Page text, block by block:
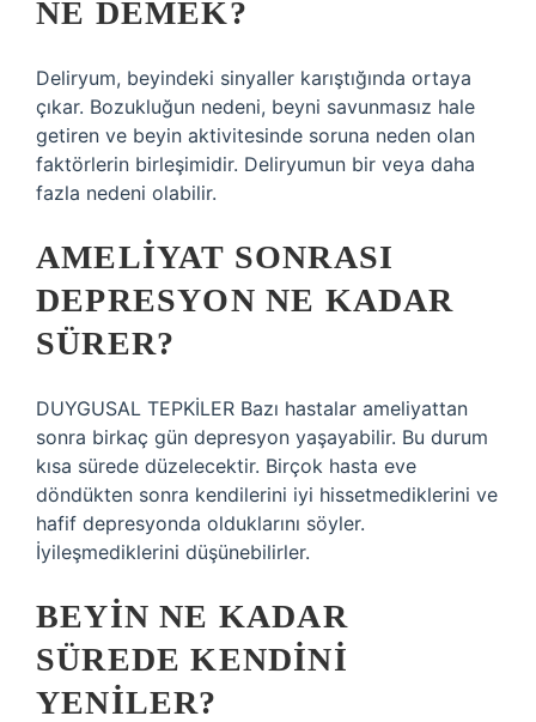
NE DEMEK?
Deliryum, beyindeki sinyaller karıştığında ortaya
çıkar. Bozukluğun nedeni, beyni savunmasız hale
getiren ve beyin aktivitesinde soruna neden olan
faktörlerin birleşimidir. Deliryumun bir veya daha
fazla nedeni olabilir.
AMELIYAT SONRASI
DEPRESYON NE KADAR
SÜRER?
DUYGUSAL TEPKİLER Bazı hastalar ameliyattan
sonra birkaç gün depresyon yaşayabilir. Bu durum
kısa sürede düzelecektir. Birçok hasta eve
döndükten sonra kendilerini iyi hissetmediklerini ve
hafif depresyonda olduklarını söyler.
İyileşmediklerini düşünebilirler.
BEYIN NE KADAR
SÜREDE KENDINI
YENILER?